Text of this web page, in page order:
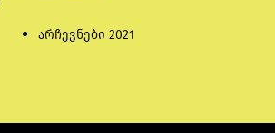
არჩევნები 2021